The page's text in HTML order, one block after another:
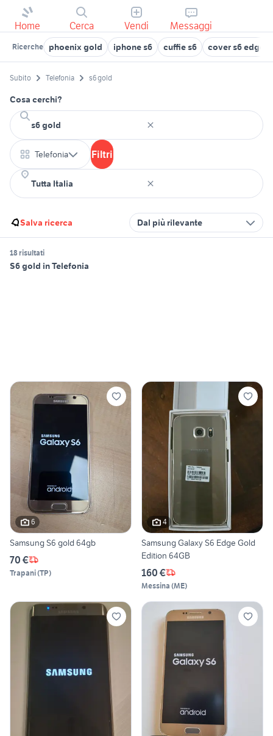
Home Cerca Vendi Messaggi
Ricerche phoenix gold iphone s6 cuffie s6 cover s6 edge
Subito Telefonia s6 gold
Cosa cerchi?
Telefonia Filtri
Salva ricerca Dal più rilevante
18 risultati
S6 gold in Telefonia
6
Samsung S6 gold 64gb
70 €
Trapani(TP)
4
Samsung Galaxy S6 Edge Gold
Edition 64GB
160 €
Messina (ME)